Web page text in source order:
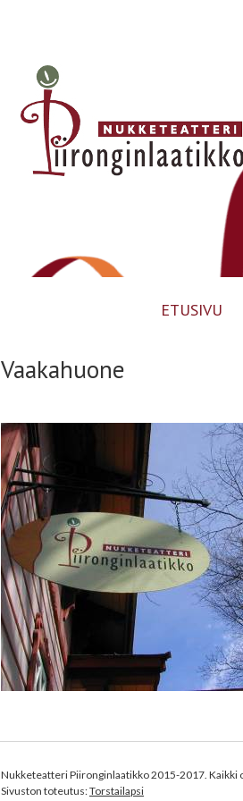
ETUSIVU
Vaakahuone
Nukketeatteri Piironginlaatikko 2015-2017. Kaikki
Sivuston toteutus:Torstailapsi